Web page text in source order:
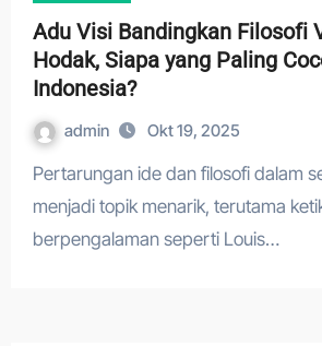
Adu Visi Bandingkan Filosofi
Hodak, Siapa yang Paling
Indonesia?
admin Okt 19, 2025
Pertarungan ide dan filosofi dalam sepak bola selalu
menjadi topik menarik, terutama
berpengalaman seperti Louis…